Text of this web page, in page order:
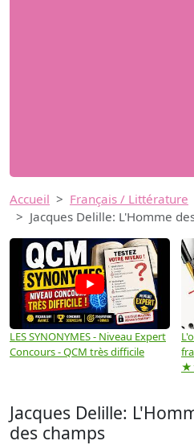
Accueil
Français / Littérature
Jacques Delille: L'Homme
LES SYNONYMES - Niveau Expert
Concours - QCM très difficile
Jacques Delille:
des champs